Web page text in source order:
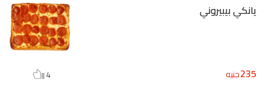
يانكي بيبيروني
235جنيه 4